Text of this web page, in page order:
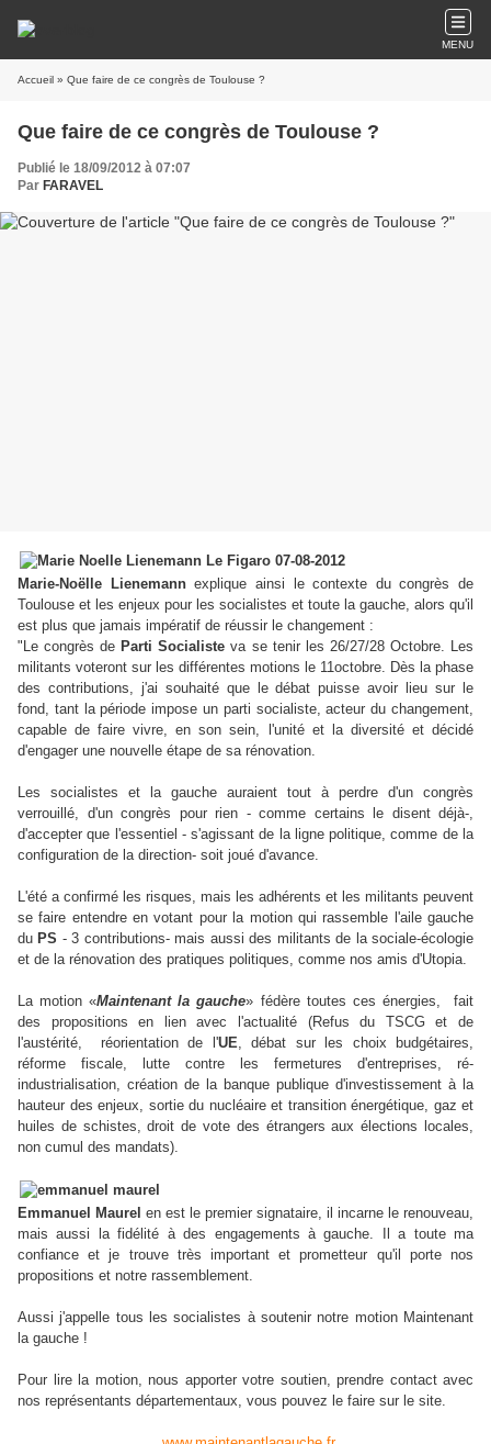
MENU
Accueil » Que faire de ce congrès de Toulouse ?
Que faire de ce congrès de Toulouse ?
Publié le 18/09/2012 à 07:07
Par FARAVEL
Marie-Noëlle Lienemannexplique ainsi le contexte du congrès de
Toulouse et les enjeux pour les socialistes et toute la gauche, alors qu'il
est plus que jamais impératif de réussir le changement :
"Le congrès de Parti Socialiste va se tenir les 26/27/28 Octobre. Les
militants voteront sur les différentes motions le 11octobre. Dès la phase
des contributions, j'ai souhaité que le débat puisse avoir lieu sur le
fond, tant la période impose un parti socialiste, acteur du changement,
capable de faire vivre, en son sein, l'unité et la diversité et décidé
d'engager une nouvelle étape de sa rénovation.
Les socialistes et la gauche auraient tout à perdre d'un congrès
verrouillé, d'un congrès pour rien - comme certains le disent déjà-,
d'accepter que l'essentiel - s'agissant de la ligne politique, comme de la
configuration de la direction- soit joué d'avance.
L'été a confirmé les risques, mais les adhérents et les militants peuvent
se faire entendre en votant pour la motion qui rassemble l'aile gauche
du PS - 3 contributions- mais aussi des militants de la sociale-écologie
et de la rénovation des pratiques politiques, comme nos amis d'Utopia.
La motion «Maintenant la gauche» fédère toutes ces énergies, fait
des propositions en lien avec l'actualité (Refus du TSCG et de
l'austérité, réorientation de l'UE, débat sur les choix budgétaires,
réforme fiscale, lutte contre les fermetures d'entreprises, ré-
industrialisation, création de la banque publique d'investissement à la
hauteur des enjeux, sortie du nucléaire et transition énergétique, gaz et
huiles de schistes, droit de vote des étrangers aux élections locales,
non cumul des mandats).
Emmanuel Maurel en est le premier signataire, il incarne le renouveau,
mais aussi la fidélité à des engagements à gauche. Il a toute ma
confiance et je trouve très important et prometteur qu'il porte nos
propositions et notre rassemblement.
Aussi j'appelle tous les socialistes à soutenir notre motion Maintenant
la gauche !
Pour lire la motion, nous apporter votre soutien, prendre contact avec
nos représentants départementaux, vous pouvez le faire sur le site.